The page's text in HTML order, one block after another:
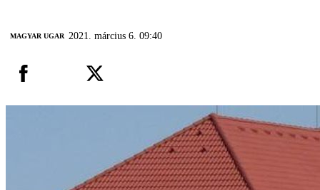
MAGYAR UGAR 2021. március 6. 09:40